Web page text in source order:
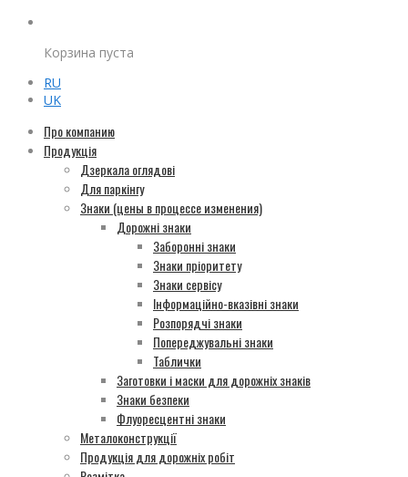
Корзина пуста
RU
UK
Про компанию
Продукція
Дзеркала оглядові
Для паркінгу
Знаки (цены в процессе изменения)
Дорожні знаки
Заборонні знаки
Знаки пріоритету
Знаки сервісу
Інформаційно-вказівні знаки
Розпорядчі знаки
Попереджувальні знаки
Таблички
Заготовки і маски для дорожніх знаків
Знаки безпеки
Флуоресцентні знаки
Металоконструкції
Продукція для дорожніх робіт